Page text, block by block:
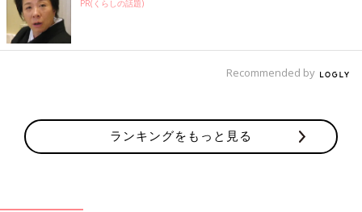
PR(くらしの話題)
Recommended by
ランキングをもっと見る